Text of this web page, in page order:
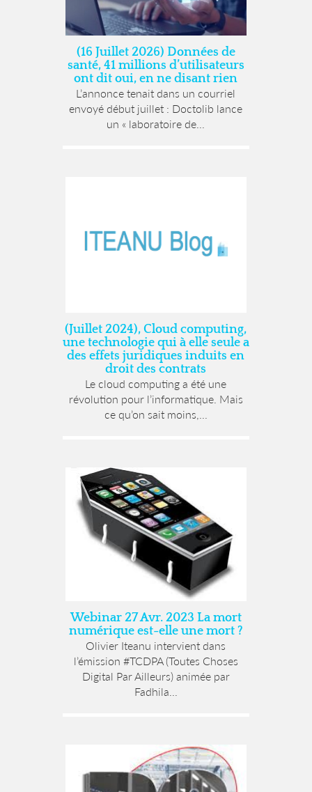
(16 Juillet 2026) Données de
santé, 41 millions d’utilisateurs
ont dit oui, en ne disant rien
L’annonce tenait dans un courriel
envoyé début juillet : Doctolib lance
un « laboratoire de...
(Juillet 2024), Cloud computing,
une technologie qui à elle seule a
des effets juridiques induits en
droit des contrats
Le cloud computing a été une
révolution pour l’informatique. Mais
ce qu’on sait moins,...
Webinar 27 Avr. 2023 La mort
numérique est-elle une mort ?
Olivier Iteanu intervient dans
l’émission #TCDPA (Toutes Choses
Digital Par Ailleurs) animée par
Fadhila...